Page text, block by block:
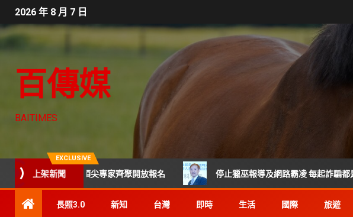
2026 年 8 月 7 日
百傳媒
BAITIMES
EXCLUSIVE
上架新聞
班 頂尖專家齊聚開放報名 停止獵巫報導及網路霸凌 每起詐騙都是全民防詐教材
長照3.0 新知 台灣 即時 生活 國際 旅遊